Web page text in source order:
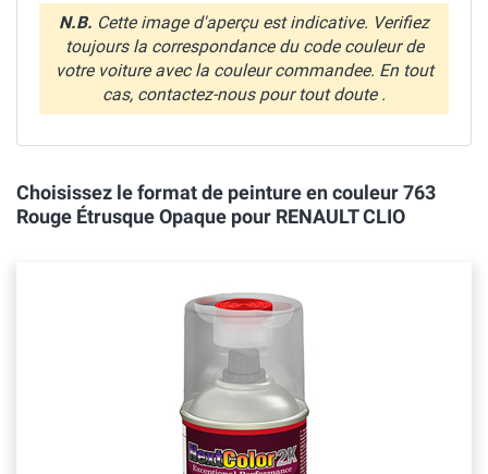
N.B. Cette image d'aperçu est indicative. Verifiez
toujours la correspondance du code couleur de
votre voiture avec la couleur commandee. En tout
cas, contactez-nous pour tout doute .
Choisissez le format de peinture en couleur 763
Rouge Étrusque Opaque pour RENAULT CLIO